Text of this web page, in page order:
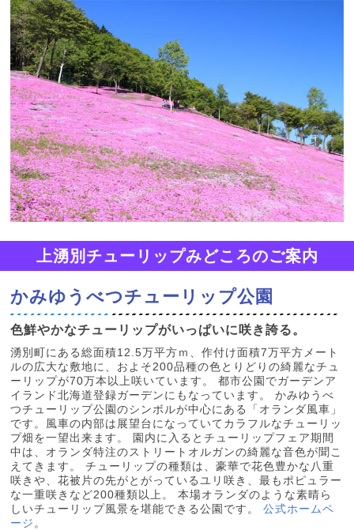
上湧別チューリップみどころのご案内
かみゆうべつチューリップ公園
色鮮やかなチューリップがいっぱいに咲き誇る。
湧別町にある総面積12.5万平方ｍ、作付け面積7万平方メート
ルの広大な敷地に、およそ200品種の色とりどりの綺麗なチュ
ーリップが70万本以上咲いています。 都市公園でガーデンア
イランド北海道登録ガーデンにもなっています。 かみゆうべ
つチューリップ公園のシンボルが中心にある「オランダ風車」
です。風車の内部は展望台になっていてカラフルなチューリッ
プ畑を一望出来ます。 園内に入るとチューリップフェア期間
中は、オランダ特注のストリートオルガンの綺麗な音色が聞こ
えてきます。 チューリップの種類は、豪華で花色豊かな八重
咲きや、花被片の先がとがっているユリ咲き、最もポピュラー
な一重咲きなど200種類以上。 本場オランダのような素晴ら
しいチューリップ風景を堪能できる公園です。公式ホームペ
ージ 。